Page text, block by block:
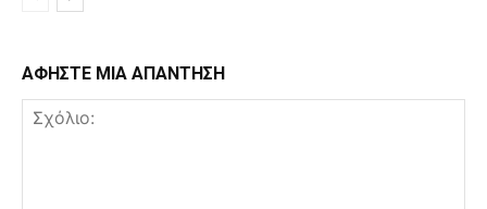
ΑΦΗΣΤΕ ΜΙΑ ΑΠΑΝΤΗΣΗ